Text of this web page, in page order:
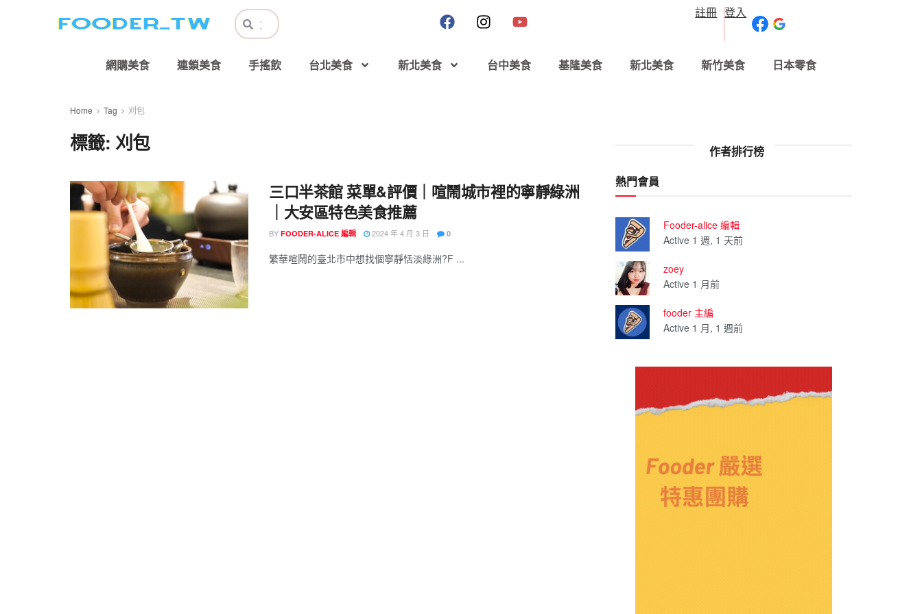
註冊 登入
網購美食 連鎖美食 手搖飲 台北美食 新北美食 台中美食 基隆美食 新北美食 新竹美食 日本零食
Home Tag 刈包
標籤: 刈包
三口半茶館 菜單&評價｜喧鬧城市裡的寧靜綠洲
｜大安區特色美食推薦
BY FOODER-ALICE 編輯 2024 年 4 月 3 日 0
繁華喧鬧的臺北市中想找個寧靜恬淡綠洲?F ...
作者排行榜
熱門會員
Fooder-alice 編輯
Active 1 週, 1 天前
zoey
Active 1 月前
fooder 主編
Active 1 月, 1 週前